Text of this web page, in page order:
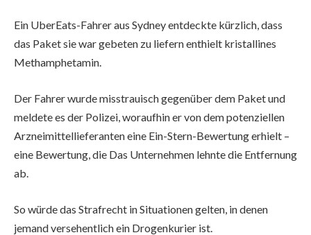
Ein UberEats-Fahrer aus Sydney entdeckte kürzlich, dass
das Paket sie war gebeten zu liefern enthielt kristallines
Methamphetamin.
Der Fahrer wurde misstrauisch gegenüber dem Paket und
meldete es der Polizei, woraufhin er von dem potenziellen
Arzneimittellieferanten eine Ein-Stern-Bewertung erhielt –
eine Bewertung, die Das Unternehmen lehnte die Entfernung
ab.
So würde das Strafrecht in Situationen gelten, in denen
jemand versehentlich ein Drogenkurier ist.